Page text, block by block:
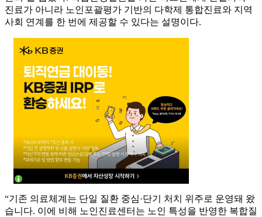
진료가 아니라 노인포괄평가 기반의 다학제 통합진료와 지역
사회 연계를 한 번에 제공할 수 있다는 설명이다.
“기존 의료체계는 단일 질환 중심·단기 처치 위주로 운영돼 왔
습니다. 이에 비해 노인진료센터는 노인 특성을 반영한 복합질